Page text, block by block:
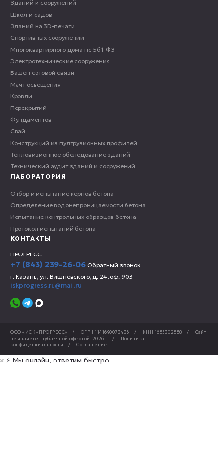
Зданий и сооружений
Школ и садов
Зданий на 3D-печати
Спортивных сооружений
Многоквартирного дома по 561-ФЗ
Электротехнические сооружения
Башен сотовой связи
Мачт освещения
Кровли
Перекрытий
Фундаментов
Свай
Конструкций из пултрузионных профилей
Тепловизионное обследование зданий
Технический аудит зданий и сооружений
ЛАБОРАТОРИЯ
Отбор и испытание кернов бетона
Определение водонепроницаемости бетона
Испытание контрольных образцов бетона
Протокол испытаний бетона
КОНТАКТЫ
ПРОГРЕСС
+7 (843) 239-26-06 Обратный звонок
г. Казань, ул. Вишневского, д. 24, оф. 903
iskprogress.ru@mail.ru
ООО «ИСК «ПРОГРЕСС» / ОГРН 1141690073436 / ИНН 1655302558 /
Сайт
не является публичной офертой. 2026г. /
Политика
конфиденциальности
/ Соглашение
⚡️ Мы онлайн, ответим быстро